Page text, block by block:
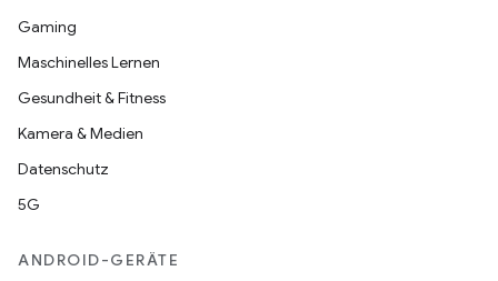
Gaming
Maschinelles Lernen
Gesundheit & Fitness
Kamera & Medien
Datenschutz
5G
ANDROID-GERÄTE